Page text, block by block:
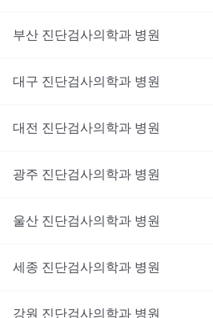
부산 진단검사의학과 병원
대구 진단검사의학과 병원
대전 진단검사의학과 병원
광주 진단검사의학과 병원
울산 진단검사의학과 병원
세종 진단검사의학과 병원
강원 진단검사의학과 병원